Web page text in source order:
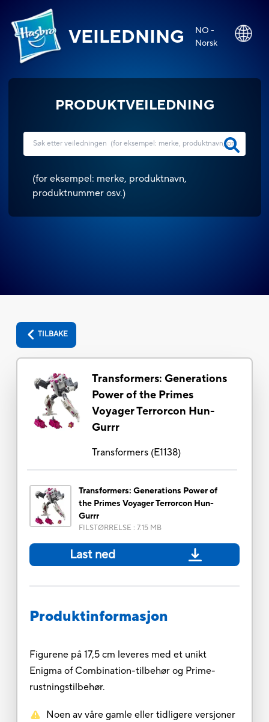
VEILEDNING
NO -
Norsk
PRODUKTVEILEDNING
(for eksempel: merke, produktnavn,
produktnummer osv.)
TILBAKE
Transformers: Generations
Power of the Primes
Voyager Terrorcon Hun-
Gurrr
Transformers(E1138)
Transformers: Generations Power of
the Primes Voyager Terrorcon Hun-
Gurrr
FILSTØRRELSE : 7.15 MB
Last ned
Produktinformasjon
Figurene på 17,5 cm leveres med et unikt
Enigma of Combination-tilbehør og Prime-
rustningstilbehør.
Noen av våre gamle eller tidligere versjoner